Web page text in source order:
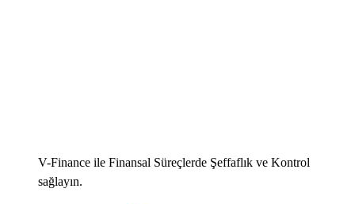
V-Finance ile Finansal Süreçlerde Şeffaflık ve Kontrol
sağlayın.